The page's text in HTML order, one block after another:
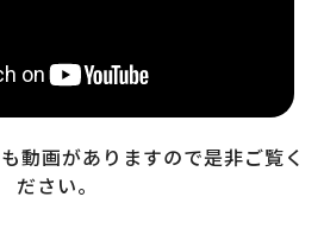
動画がありますので是非ご覧く
ださい。